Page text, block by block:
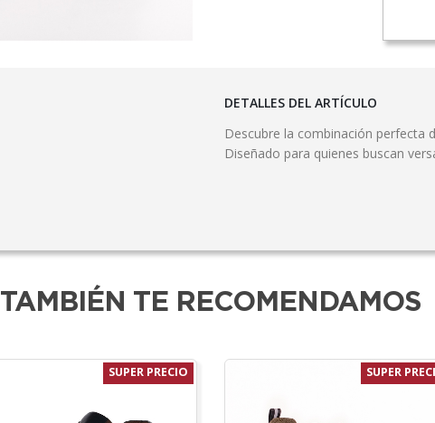
DETALLES DEL ARTÍCULO
Descubre la combinación perfecta
Diseñado para quienes buscan
TAMBIÉN TE RECOMENDAMOS
SUPER PRECIO SUPER